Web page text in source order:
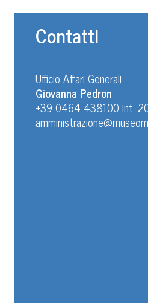
Contatti
Ufficio Affari Generali
Giovanna Pedron
+39 0464 438100 int.